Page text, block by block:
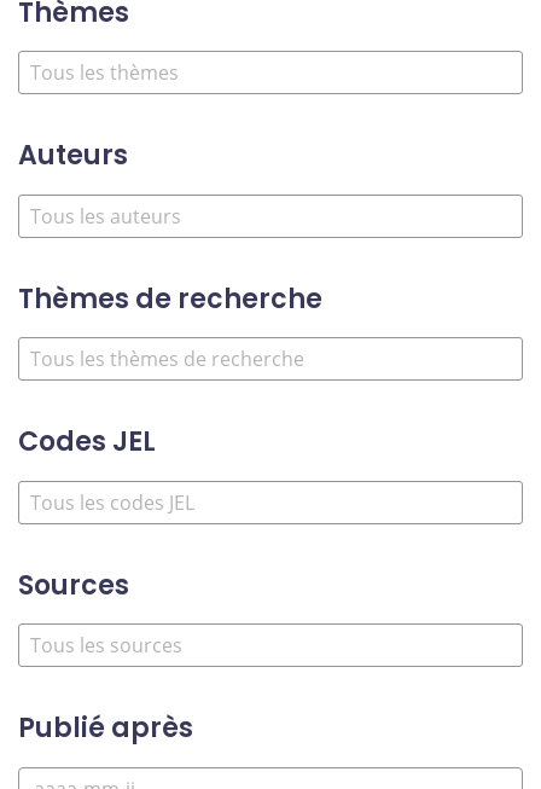
Thèmes
Auteurs
Thèmes de recherche
Codes JEL
Sources
Publié après